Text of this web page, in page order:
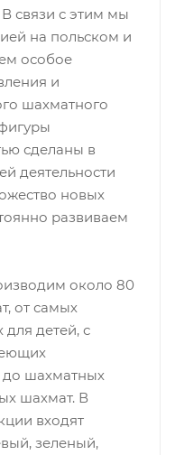
связи с этим мы
на польском и
особое
и
шахматного
сделаны в
деятельности
новых
развиваем
около 80
от самых
детей, с
до шахматных
шахмат. В
входят
зеленый,